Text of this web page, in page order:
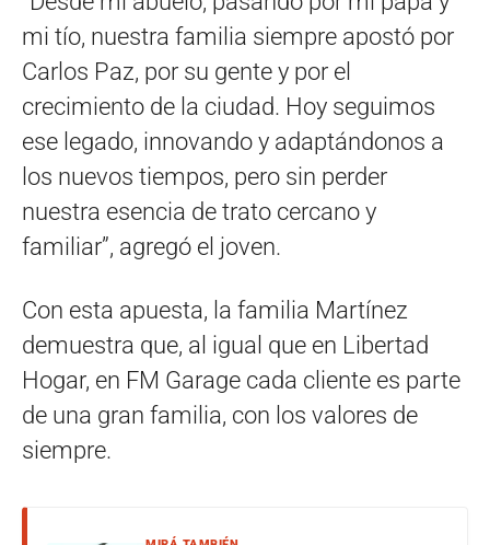
mi tío, nuestra familia siempre apostó por
Carlos Paz, por su gente y por el
crecimiento de la ciudad. Hoy seguimos
ese legado, innovando y adaptándonos a
los nuevos tiempos, pero sin perder
nuestra esencia de trato cercano y
familiar”, agregó el joven.
Con esta apuesta, la familia Martínez
demuestra que, al igual que en Libertad
Hogar, en FM Garage cada cliente es parte
de una gran familia, con los valores de
siempre.